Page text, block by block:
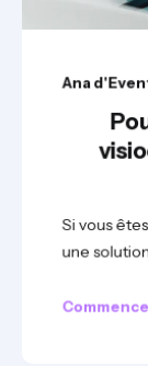
Ana
Si vous
une